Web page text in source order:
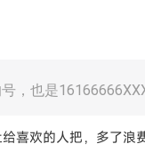
，也是
喜欢的人把，多了浪